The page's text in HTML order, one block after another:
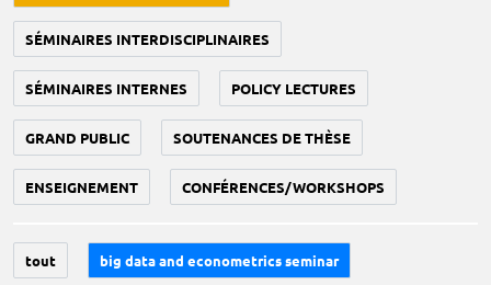
SÉMINAIRES INTERDISCIPLINAIRES
SÉMINAIRES INTERNES POLICY LECTURES
GRAND PUBLIC SOUTENANCES DE THÈSE
ENSEIGNEMENT CONFÉRENCES/WORKSHOPS
tout big data and econometrics seminar